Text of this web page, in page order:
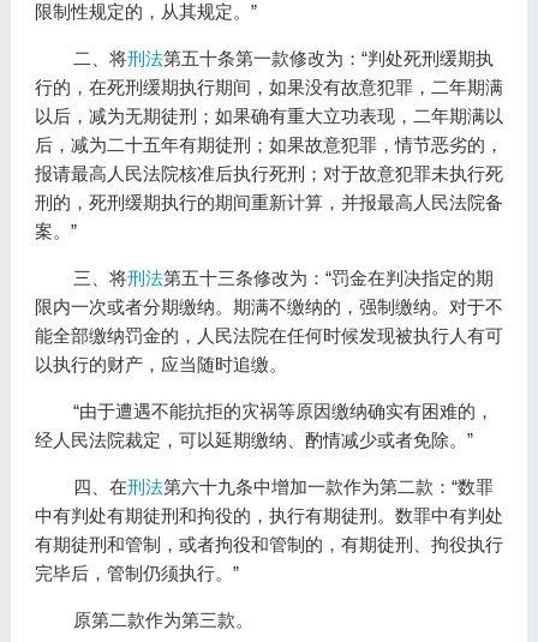
限制性规定的，从其规定。”
二、将刑法第五十条第一款修改为：“判处死刑缓期执
行的，在死刑缓期执行期间，如果没有故意犯罪，二年期满
以后，减为无期徒刑；如果确有重大立功表现，二年期满以
后，减为二十五年有期徒刑；如果故意犯罪，情节恶劣的，
报请最高人民法院核准后执行死刑；对于故意犯罪未执行死
刑的，死刑缓期执行的期间重新计算，并报最高人民法院备
案。”
三、将刑法第五十三条修改为：“罚金在判决指定的期
限内一次或者分期缴纳。期满不缴纳的，强制缴纳。对于不
能全部缴纳罚金的，人民法院在任何时候发现被执行人有可
以执行的财产，应当随时追缴。
“由于遭遇不能抗拒的灾祸等原因缴纳确实有困难的，
经人民法院裁定，可以延期缴纳、酌情减少或者免除。”
四、在刑法第六十九条中增加一款作为第二款：“数罪
中有判处有期徒刑和拘役的，执行有期徒刑。数罪中有判处
有期徒刑和管制，或者拘役和管制的，有期徒刑、拘役执行
完毕后，管制仍须执行。”
原第二款作为第三款。